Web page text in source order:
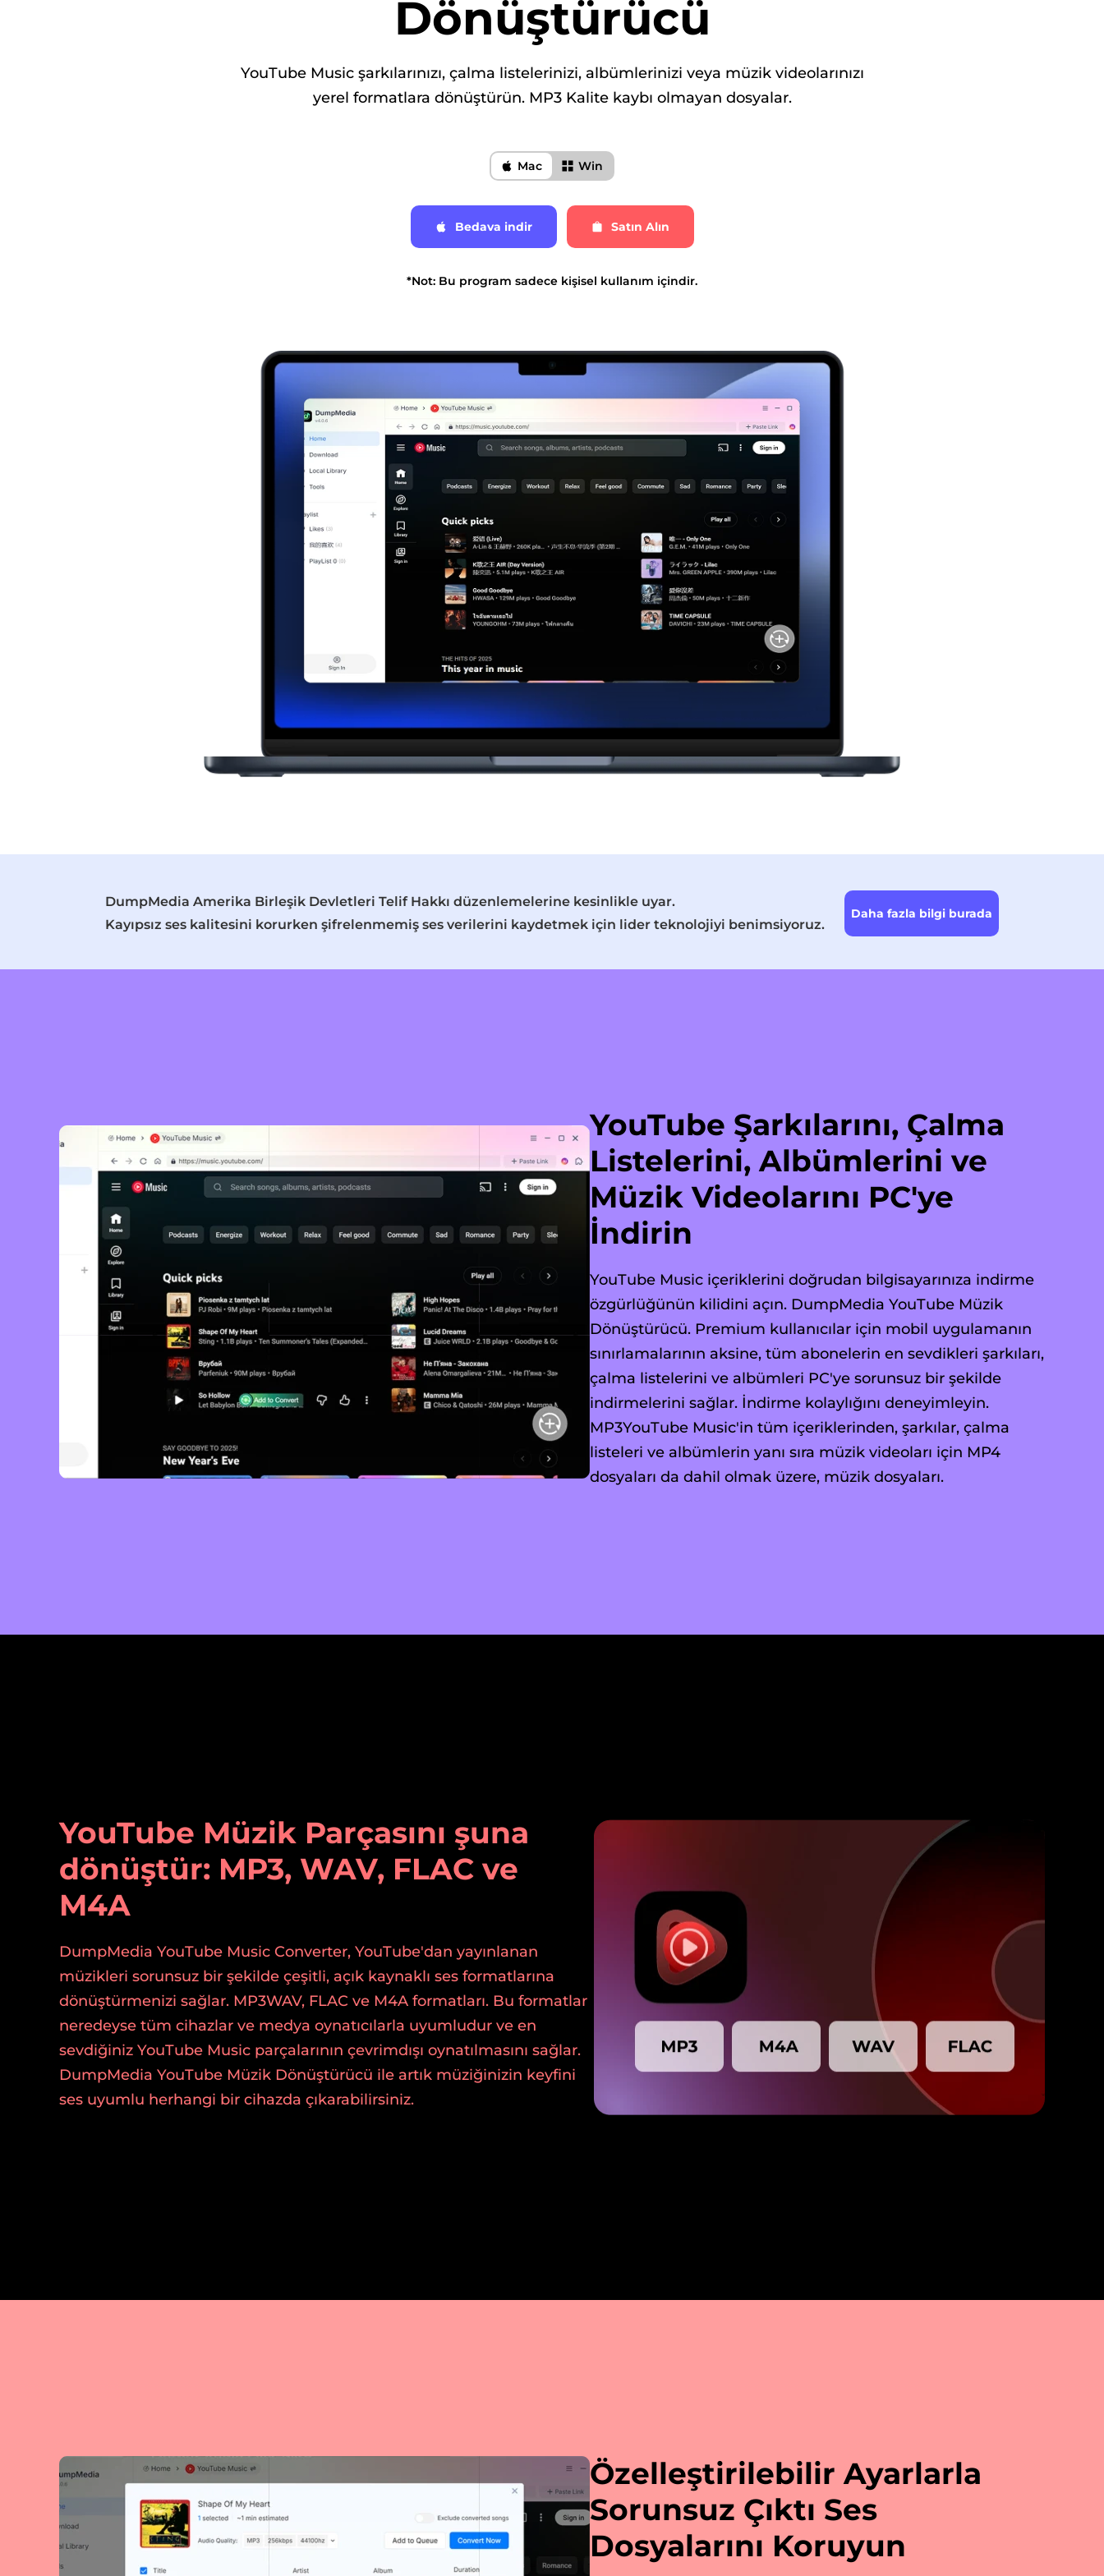
Dönüştürücü
YouTube Music şarkılarınızı, çalma listelerinizi, albümlerinizi veya müzik videolarınızı
yerel formatlara dönüştürün. MP3 Kalite kaybı olmayan dosyalar.
Mac Win
Bedava indir Satın Alın
*Not: Bu program sadece kişisel kullanım içindir.
DumpMedia Amerika Birleşik Devletleri Telif Hakkı düzenlemelerine kesinlikle uyar.
Kayıpsız ses kalitesini korurken şifrelenmemiş ses verilerini kaydetmek için lider teknolojiyi benimsiyoruz.
Daha fazla bilgi burada
YouTube Şarkılarını, Çalma
Listelerini, Albümlerini ve
Müzik Videolarını PC'ye
İndirin
YouTube Music içeriklerini doğrudan bilgisayarınıza indirme
özgürlüğünün kilidini açın. DumpMedia YouTube Müzik
Dönüştürücü. Premium kullanıcılar için mobil uygulamanın
sınırlamalarının aksine, tüm abonelerin en sevdikleri şarkıları,
çalma listelerini ve albümleri PC'ye sorunsuz bir şekilde
indirmelerini sağlar. İndirme kolaylığını deneyimleyin.
MP3YouTube Music'in tüm içeriklerinden, şarkılar, çalma
listeleri ve albümlerin yanı sıra müzik videoları için MP4
dosyaları da dahil olmak üzere, müzik dosyaları.
YouTube Müzik Parçasını şuna
dönüştür: MP3, WAV, FLAC ve
M4A
DumpMedia YouTube Music Converter, YouTube'dan yayınlanan
müzikleri sorunsuz bir şekilde çeşitli, açık kaynaklı ses formatlarına
dönüştürmenizi sağlar. MP3WAV, FLAC ve M4A formatları. Bu formatlar
neredeyse tüm cihazlar ve medya oynatıcılarla uyumludur ve en
sevdiğiniz YouTube Music parçalarının çevrimdışı oynatılmasını sağlar.
DumpMedia YouTube Müzik Dönüştürücü ile artık müziğinizin keyfini
ses uyumlu herhangi bir cihazda çıkarabilirsiniz.
Özelleştirilebilir Ayarlarla
Sorunsuz Çıktı Ses
Dosyalarını Koruyun